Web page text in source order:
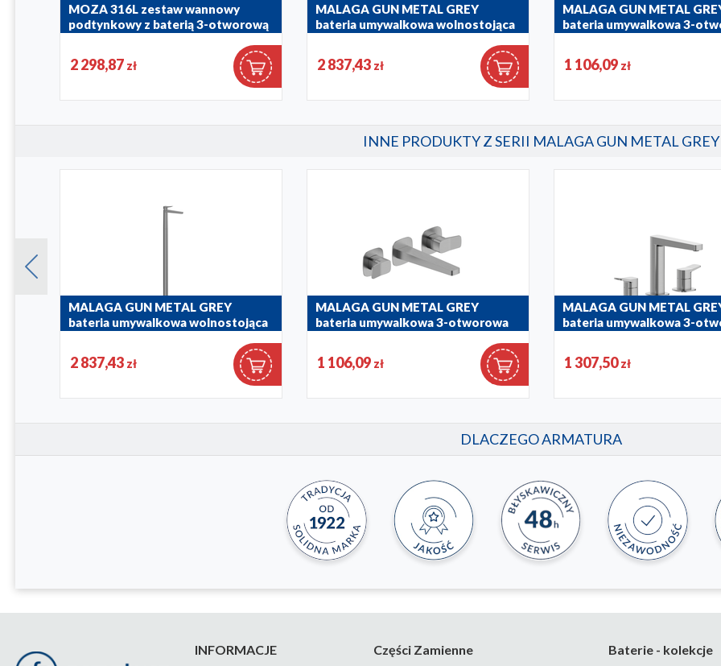
MOZA 316L zestaw wannowy
podtynkowy z baterią 3-otworową
5049-410-22
2 298,87 zł
MALAGA GUN METAL GREY
bateria umywalkowa wolnostojąca
2 837,43 zł
MALAGA GUN METAL
bateria umywalkowa 3-
4529-821-61
1 106,09 zł
INNE PRODUKTY Z SERII MALAGA GUN METAL GREY
MALAGA GUN METAL GREY
bateria umywalkowa wolnostojąca
2 837,43 zł
MALAGA GUN METAL GREY
bateria umywalkowa 3-otworowa
4529-821-61
1 106,09 zł
MALAGA GUN METAL
bateria umywalkowa 3-
4522-221-61
1 307,50zł
DLACZEGO ARMATURA
INFORMACJE Części Zamienne Baterie - kolekcje